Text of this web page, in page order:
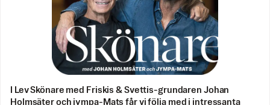
I Lev Skönare med Friskis & Svettis-grundaren Johan
Holmsäter och jympa-Mats får vi följa med i intressanta